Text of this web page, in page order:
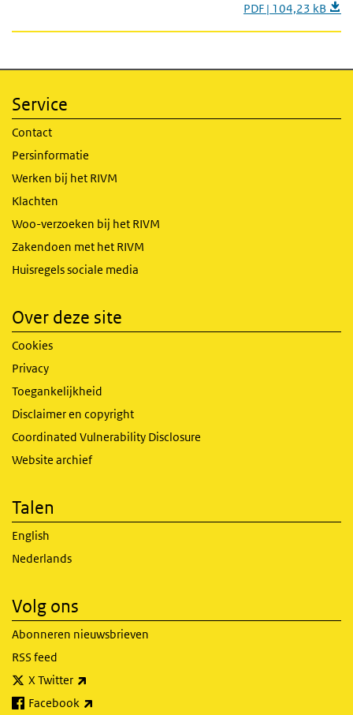
PDF | 104,23 kB
Service
Contact
Persinformatie
Werken bij het RIVM
Klachten
Woo-verzoeken bij het RIVM
Zakendoen met het RIVM
Huisregels sociale media
Over deze site
Cookies
Privacy
Toegankelijkheid
Disclaimer en copyright
Coordinated Vulnerability Disclosure
Website archief
Talen
English
Nederlands
Volg ons
Abonneren nieuwsbrieven
RSS feed
X Twitter
Facebook